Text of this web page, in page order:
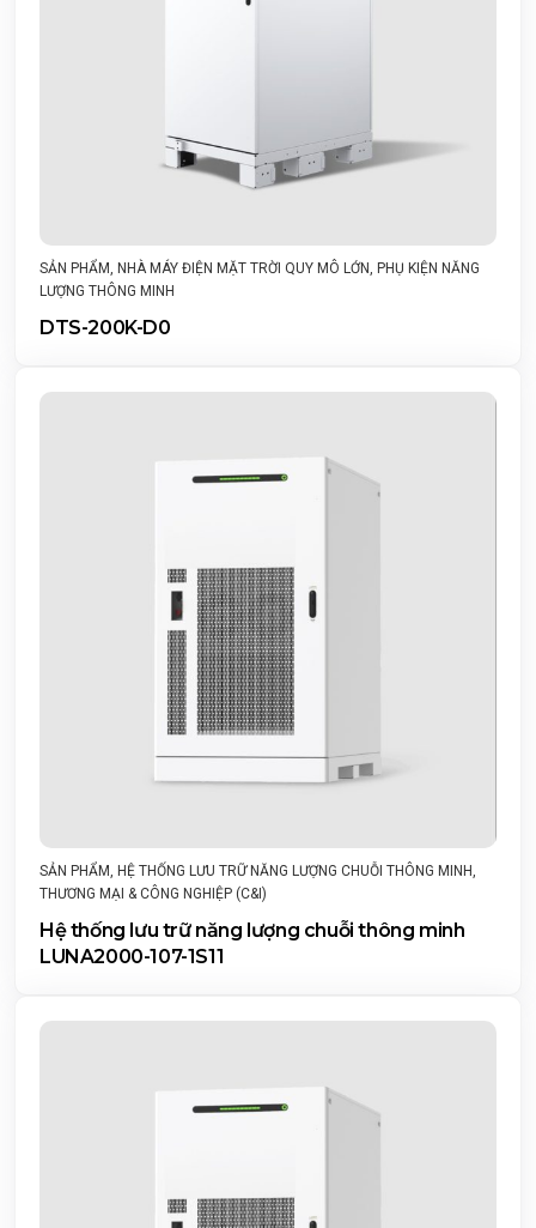
SẢN PHẨM NHÀ MÁY ĐIỆN MẶT TRỜI QUY MÔ LỚN PHỤ KIỆN NĂNG
LƯỢNG THÔNG MINH
DTS-200K-D0
SẢN PHẨM, HỆ THỐNG LƯU TRỮ NĂNG LƯỢNG CHUỖI THÔNG MINH,
THƯƠNG MẠI & CÔNG NGHIỆP (C&I)
Hệ thống lưu trữ năng lượng chuỗi thông minh
LUNA2000-107-1S11